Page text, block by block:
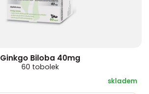
Ginkgo Biloba 40mg
60 tobolek
skladem